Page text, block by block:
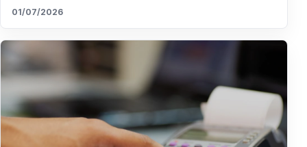
01/07/2026